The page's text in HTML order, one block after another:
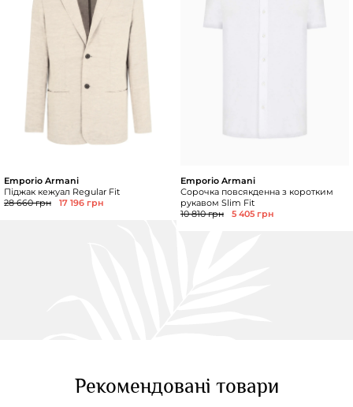
Emporio Armani
Піджак кежуал Regular Fit
28 660 грн
17 196 грн
Emporio Armani
Сорочка повсякденна з коротким
рукавом Slim Fit
10 810 грн
5 405 грн
Рекомендовані товари